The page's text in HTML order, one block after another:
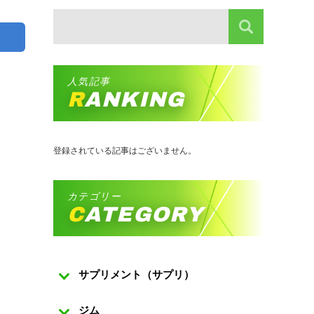
人気記事
RANKING
登録されている記事はございません。
カテゴリー
CATEGORY
サプリメント（サプリ）
ジム